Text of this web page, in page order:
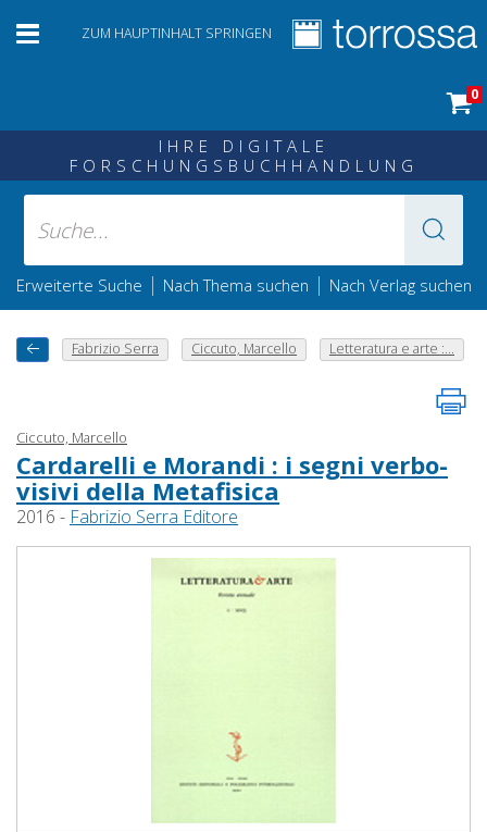
ZUM HAUPTINHALT SPRINGEN
0
IHRE DIGITALE
FORSCHUNGSBUCHHANDLUNG
Erweiterte Suche | Nach Thema suchen | Nach Verlag suchen
Fabrizio Serra Ciccuto, Marcello Letteratura e arte :...
Ciccuto, Marcello
Cardarelli e Morandi : i segni verbo-
visivi della Metafisica
2016 - Fabrizio Serra Editore